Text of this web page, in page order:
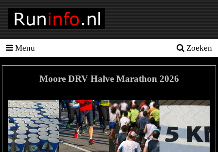
Menu Zoeken
Homepage
Hardloopschema's
Hardloopblessures
Hartslagmeter
Moore DRV Halve Marathon 2026